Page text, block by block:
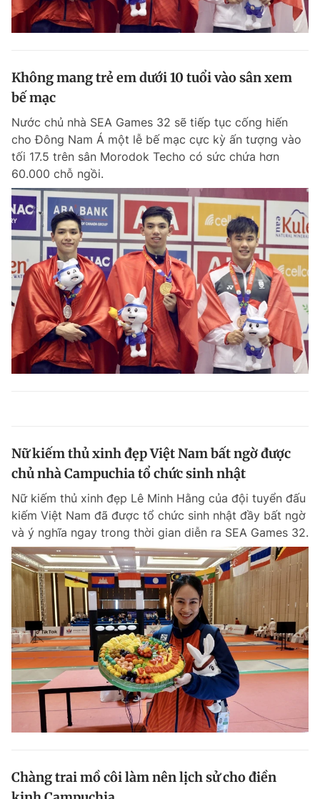
Không mang trẻ em dưới 10 tuổi vào sân xem
bế mạc
Nước chủ nhà SEA Games 32 sẽ tiếp tục cống hiến
cho Đông Nam Á một lễ bế mạc cực kỳ ấn tượng vào
tối 17.5 trên sân Morodok Techo có sức chứa hơn
60.000 chỗ ngồi.
Nữ kiếm thủ xinh đẹp Việt Nam bất ngờ được
chủ nhà Campuchia tổ chức sinh nhật
Nữ kiếm thủ xinh đẹp Lê Minh Hằng của đội tuyển đấu
kiếm Việt Nam đã được tổ chức sinh nhật đầy bất ngờ
và ý nghĩa ngay trong thời gian diễn ra SEA Games 32.
Chàng trai mồ côi làm nên lịch sử cho điền